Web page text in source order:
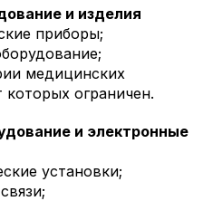
и изделия
приборы;
медицинских
ограничен.
и электронные
установки;